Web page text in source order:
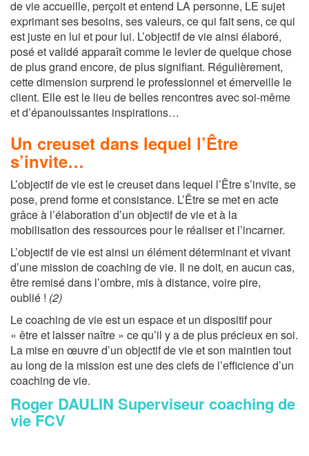
de vie accueille, perçoit et entend LA personne, LE sujet
exprimant ses besoins, ses valeurs, ce qui fait sens, ce qui
est juste en lui et pour lui. L’objectif de vie ainsi élaboré,
posé et validé apparaît comme le levier de quelque chose
de plus grand encore, de plus signifiant. Régulièrement,
cette dimension surprend le professionnel et émerveille le
client. Elle est le lieu de belles rencontres avec soi-même
et d’épanouissantes inspirations…
Un creuset dans lequel l’Être
s’invite…
L’objectif de vie est le creuset dans lequel l’Être s’invite, se
pose, prend forme et consistance. L’Être se met en acte
grâce à l’élaboration d’un objectif de vie et à la
mobilisation des ressources pour le réaliser et l’incarner.
L’objectif de vie est ainsi un élément déterminant et vivant
d’une mission de coaching de vie. Il ne doit, en aucun cas,
être remisé dans l’ombre, mis à distance, voire pire,
oublié ! (2)
Le coaching de vie est un espace et un dispositif pour
« être et laisser naître » ce qu’il y a de plus précieux en soi.
La mise en œuvre d’un objectif de vie et son maintien tout
au long de la mission est une des clefs de l’efficience d’un
coaching de vie.
Roger DAULIN Superviseur coaching de
vie FCV